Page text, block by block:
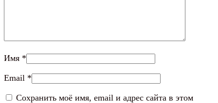
Имя *
Email *
Сохранить моё имя, email и адрес сайта в этом